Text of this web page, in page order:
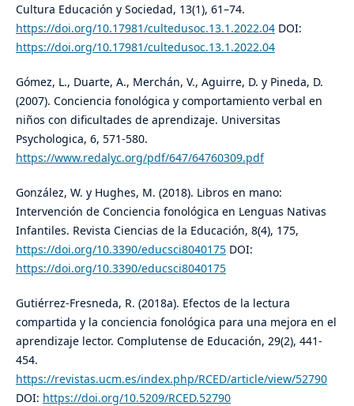
Cultura Educación y Sociedad, 13(1), 61–74.
https://doi.org/10.17981/cultedusoc.13.1.2022.04DOI:
https://doi.org/10.17981/cultedusoc.13.1.2022.04
Gómez, L., Duarte, A., Merchán, V., Aguirre, D. y Pineda, D.
(2007). Conciencia fonológica y comportamiento verbal en
niños con dificultades de aprendizaje. Universitas
Psychologica, 6, 571-580.
https://www.redalyc.org/pdf/647/64760309.pdf
González, W. y Hughes, M. (2018). Libros en mano:
Intervención de Conciencia fonológica en Lenguas Nativas
Infantiles. Revista Ciencias de la Educación, 8(4), 175,
https://doi.org/10.3390/educsci8040175DOI:
https://doi.org/10.3390/educsci8040175
Gutiérrez-Fresneda, R. (2018a). Efectos de la lectura
compartida y la conciencia fonológica para una mejora en el
aprendizaje lector. Complutense de Educación, 29(2), 441-
454.
https://revistas.ucm.es/index.php/RCED/article/view/52790
DOI: https://doi.org/10.5209/RCED.52790